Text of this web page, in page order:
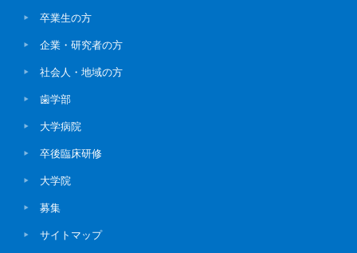
卒業生の方
企業・研究者の方
社会人・地域の方
歯学部
大学病院
卒後臨床研修
大学院
募集
サイトマップ